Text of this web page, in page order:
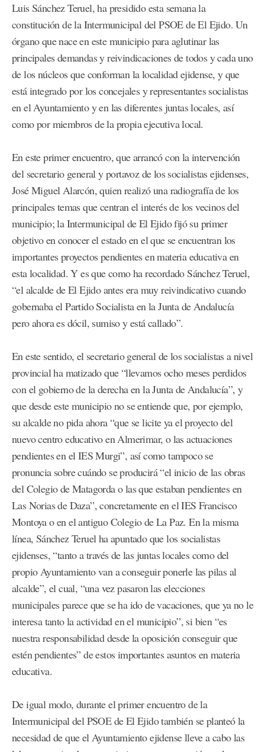
Luis Sánchez Teruel, ha presidido esta semana la
constitución de la Intermunicipal del PSOE de El Ejido. Un
órgano que nace en este municipio para aglutinar las
principales demandas y reivindicaciones de todos y cada uno
de los núcleos que conforman la localidad ejidense, y que
está integrado por los concejales y representantes socialistas
en el Ayuntamiento y en las diferentes juntas locales, así
como por miembros de la propia ejecutiva local.
En este primer encuentro, que arrancó con la intervención
del secretario general y portavoz de los socialistas ejidenses,
José Miguel Alarcón, quien realizó una radiografía de los
principales temas que centran el interés de los vecinos del
municipio; la Intermunicipal de El Ejido fijó su primer
objetivo en conocer el estado en el que se encuentran los
importantes proyectos pendientes en materia educativa en
esta localidad. Y es que como ha recordado Sánchez Teruel,
“el alcalde de El Ejido antes era muy reivindicativo cuando
gobernaba el Partido Socialista en la Junta de Andalucía
pero ahora es dócil, sumiso y está callado”.
En este sentido, el secretario general de los socialistas a nivel
provincial ha matizado que “llevamos ocho meses perdidos
con el gobierno de la derecha en la Junta de Andalucía”, y
que desde este municipio no se entiende que, por ejemplo,
su alcalde no pida ahora “que se licite ya el proyecto del
nuevo centro educativo en Almerimar, o las actuaciones
pendientes en el IES Murgi”, así como tampoco se
pronuncia sobre cuándo se producirá “el inicio de las obras
del Colegio de Matagorda o las que estaban pendientes en
Las Norias de Daza”, concretamente en el IES Francisco
Montoya o en el antiguo Colegio de La Paz. En la misma
línea, Sánchez Teruel ha apuntado que los socialistas
ejidenses, “tanto a través de las juntas locales como del
propio Ayuntamiento van a conseguir ponerle las pilas al
alcalde”, el cual, “una vez pasaron las elecciones
municipales parece que se ha ido de vacaciones, que ya no le
interesa tanto la actividad en el municipio”, si bien “es
nuestra responsabilidad desde la oposición conseguir que
estén pendientes” de estos importantes asuntos en materia
educativa.
De igual modo, durante el primer encuentro de la
Intermunicipal del PSOE de El Ejido también se planteó la
necesidad de que el Ayuntamiento ejidense lleve a cabo las